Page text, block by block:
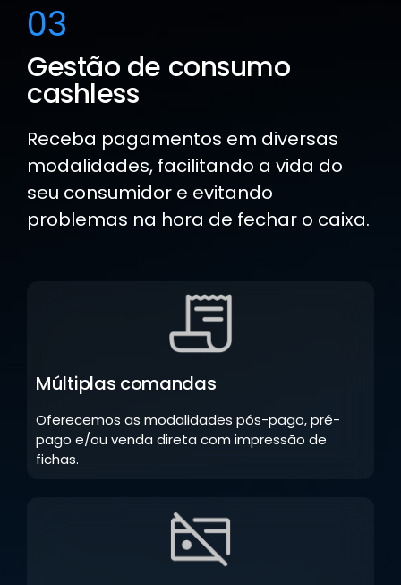
03
Gestão de consumo
cashless
Receba pagamentos em diversas
modalidades, facilitando a vida do
seu consumidor e evitando
problemas na hora de fechar o caixa.
Múltiplas comandas
Oferecemos as modalidades pós-pago, pré-
pago e/ou venda direta com impressão de
fichas.